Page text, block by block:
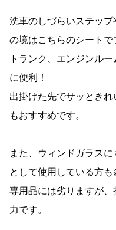
洗車のしづらいステッ
の境はこちらのシートで
トランク、エンジンル
に便利！
出掛けた先でサッとき
もおすすめです。
また、ウィンドガラス
として使用している方も
専用品には劣りますが
力です。